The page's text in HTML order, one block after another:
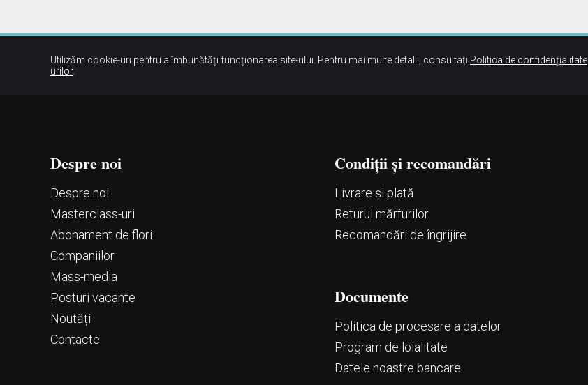
Utilizăm cookie-uri pentru a îmbunătăți funcționarea site-ului. Pentru mai multe detalii, consultați Politica de confidențialitate
urilor.
Despre noi
Despre noi
Маsterclass-uri
Abonament de flori
Companiilor
Mass-media
Posturi vacante
Noutăți
Contacte
Condiții și recomandări
Livrare și plată
Returul mărfurilor
Recomandări de îngrijire
Documente
Politica de procesare a datelor
Program de loialitate
Datele noastre bancare